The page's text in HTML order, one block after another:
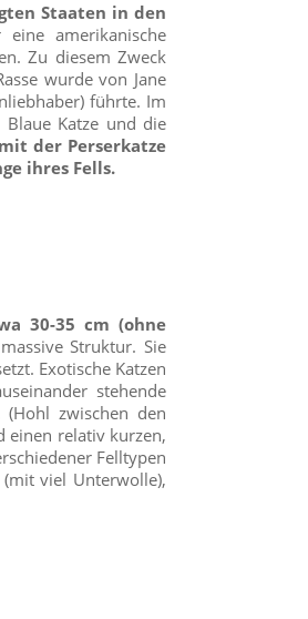
Staaten in den
amerikanische
Zu diesem Zweck
wurde von Jane
führte. Im
Blaue Katze und die
der Perserkatze
ihres Fells.
30-35 cm (ohne
Struktur. Sie
Exotische Katzen
stehende
(Hohl zwischen den
einen relativ kurzen,
Felltypen
viel Unterwolle),